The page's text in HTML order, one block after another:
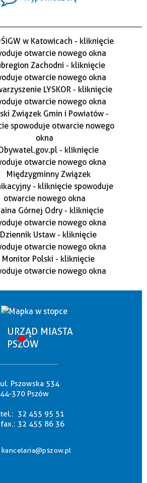
URZĄD MIASTA
PSZÓW
ul. Pszowska 534
44-370 Pszów
tel.: 32 455 95 51
fax.: 32 455 86 36
kancelaria@pszow.pl